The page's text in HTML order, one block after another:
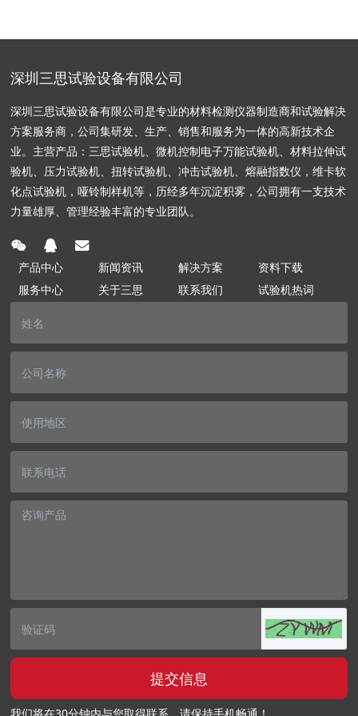
深圳三思试验设备有限公司
深圳三思试验设备有限公司是专业的材料检测仪器制造商和试验解决
方案服务商，公司集研发、生产、销售和服务为一体的高新技术企
业。主营产品：三思试验机、微机控制电子万能试验机、材料拉伸试
验机、压力试验机、扭转试验机、冲击试验机、熔融指数仪，维卡软
化点试验机，哑铃制样机等，历经多年沉淀积雾，公司拥有一支技术
力量雄厚、管理经验丰富的专业团队。
产品中心 新闻资讯 解决方案
资料下载
服务中心
关于三思 联系我们 试验机热词
提交信息